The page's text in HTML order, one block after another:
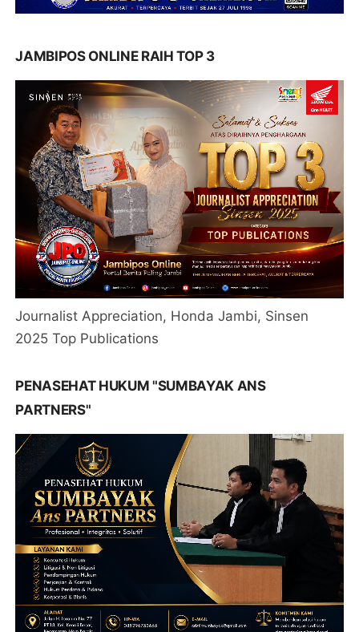
JAMBIPOS ONLINE RAIH TOP 3
Journalist Appreciation, Honda Jambi, Sinsen
2025 Top Publications
PENASEHAT HUKUM "SUMBAYAK ANS
PARTNERS"